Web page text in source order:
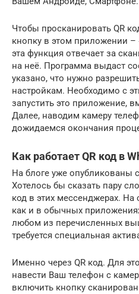
Чтобы просканировать QR
кнопку в этом приложении –
эта функция отвечает за
на неё. Программа выдаст
указано, что нужно
настройкам. Необходимо с
запустить это приложение,
Далее, наводим камеру
дожидаемся окончания
Как работает QR код в
На блоге уже опубликованы
Хотелось бы сказать пару
код в этих мессенджерах.
как и в обычных
любом из перечисленных
требуется специальная
Именно через QR код. Для
навести Ваш телефон с
включить кнопку